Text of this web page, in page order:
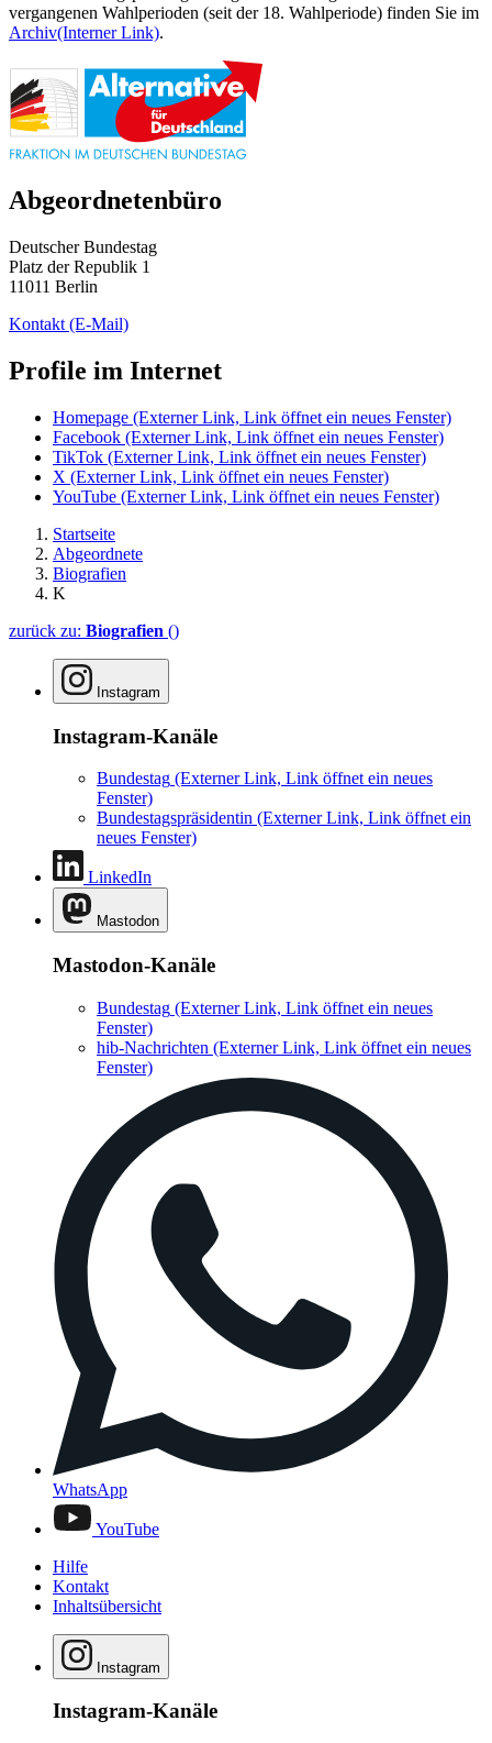
vergangenen Wahlperioden (seit der 18. Wahlperiode) finden Sie im
Archiv(Interner Link).
Abgeordnetenbüro
Deutscher Bundestag
Platz der Republik 1
11011 Berlin
Kontakt (E-Mail)
Profile im Internet
Homepage (Externer Link, Link öffnet ein neues Fenster)
Facebook (Externer Link, Link öffnet ein neues Fenster)
TikTok (Externer Link, Link öffnet ein neues Fenster)
X (Externer Link, Link öffnet ein neues Fenster)
YouTube (Externer Link, Link öffnet ein neues Fenster)
Startseite
Abgeordnete
Biografien
K
zurück zu: Biografien ()
Instagram
Instagram-Kanäle
Bundestag (Externer Link, Link öffnet ein neues
Fenster)
Bundestagspräsidentin (Externer Link, Link öffnet ein
neues Fenster)
LinkedIn
Mastodon
Mastodon-Kanäle
Bundestag (Externer Link, Link öffnet ein neues
Fenster)
hib-Nachrichten (Externer Link, Link öffnet ein neues
Fenster)
WhatsApp
YouTube
Hilfe
Kontakt
Inhaltsübersicht
Instagram
Instagram-Kanäle